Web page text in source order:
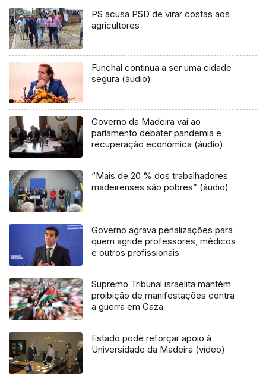
PS acusa PSD de virar costas aos
agricultores
Funchal continua a ser uma cidade
segura (áudio)
Governo da Madeira vai ao
parlamento debater pandemia e
recuperação económica (áudio)
“Mais de 20 % dos trabalhadores
madeirenses são pobres” (áudio)
Governo agrava penalizações para
quem agride professores, médicos
e outros profissionais
Supremo Tribunal israelita mantém
proibição de manifestações contra
a guerra em Gaza
Estado pode reforçar apoio à
Universidade da Madeira (vídeo)